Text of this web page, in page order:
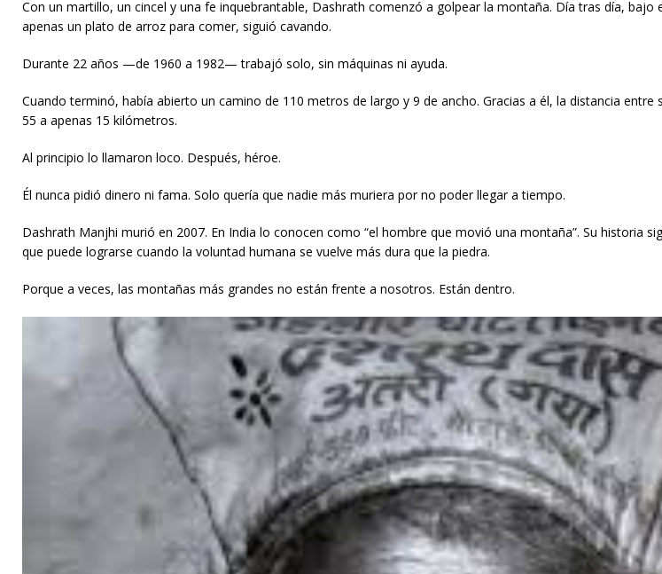
Con un martillo, un cincel y una fe inquebrantable, Dashrath comenzó a golpear la montaña. Día tras día, bajo
apenas un plato de arroz para comer, siguió cavando.
Durante 22 años —de 1960 a 1982— trabajó solo, sin máquinas ni ayuda.
Cuando terminó, había abierto un camino de 110 metros de largo y 9 de ancho. Gracias a él, la distancia entre
55 a apenas 15 kilómetros.
Al principio lo llamaron loco. Después, héroe.
Él nunca pidió dinero ni fama. Solo quería que nadie más muriera por no poder llegar a tiempo.
Dashrath Manjhi murió en 2007. En India lo conocen como “el hombre que movió una montaña”. Su historia
que puede lograrse cuando la voluntad humana se vuelve más dura que la piedra.
Porque a veces, las montañas más grandes no están frente a nosotros. Están dentro.